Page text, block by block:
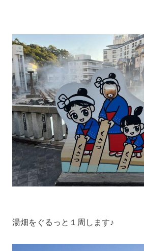
湯畑をぐるっと１周します♪